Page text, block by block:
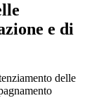
e di
delle